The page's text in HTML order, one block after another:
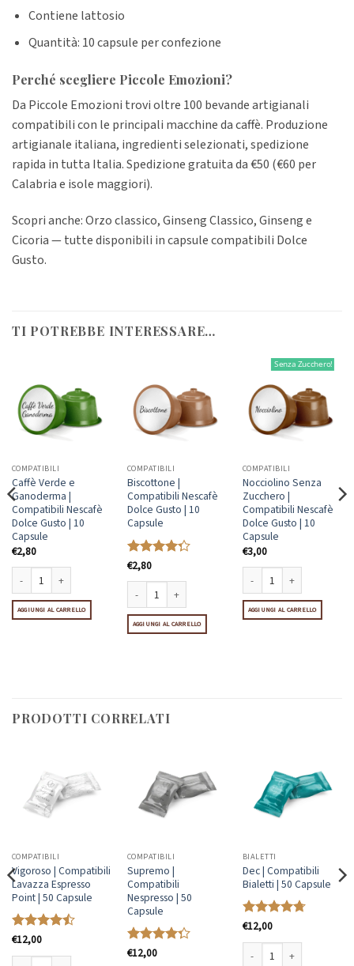
Contiene lattosio
Quantità: 10 capsule per confezione
Perché scegliere Piccole Emozioni?
Da Piccole Emozioni trovi oltre 100 bevande artigianali
compatibili con le principali macchine da caffè. Produzione
artigianale italiana, ingredienti selezionati, spedizione
rapida in tutta Italia. Spedizione gratuita da €50 (€60 per
Calabria e isole maggiori).
Scopri anche: Orzo classico, Ginseng Classico, Ginseng e
Cicoria — tutte disponibili in capsule compatibili Dolce
Gusto.
TI POTREBBE INTERESSARE…
COMPATIBILI
Caffè Verde e
Ganoderma |
Compatibili Nescafè
Dolce Gusto | 10
Capsule
€2,80
Caffè Verde e Ganoderma | Compatibili Nescafè Dolce Gusto | 10 Capsule quantità
AGGIUNGI AL CARRELLO
COMPATIBILI
Biscottone |
Compatibili Nescafè
Dolce Gusto | 10
Capsule
Valutato
€2,80
Biscottone | Compatibili Nescafè Dolce Gusto | 10
AGGIUNGI AL CARRELLO
Senza Zucchero!
COMPATIBILI
Nocciolino Senza
Zucchero |
Compatibili Nescafè
Dolce Gusto | 10
Capsule
€3,00
Nocciolino Senza
AGGIUNGI AL CARRELLO
quantità
Dolce Gusto | 10 Capsule quantità
PRODOTTI CORRELATI
COMPATIBILI
Vigoroso | Compatibili
Lavazza Espresso
Point | 50 Capsule
Valutato
€12,00
COMPATIBILI
Supremo |
Compatibili
Nespresso | 50
Capsule
Valutato
€12,00
BIALETTI
Dec | Compatibili
Bialetti | 50 Capsule
Valutato
€12,00